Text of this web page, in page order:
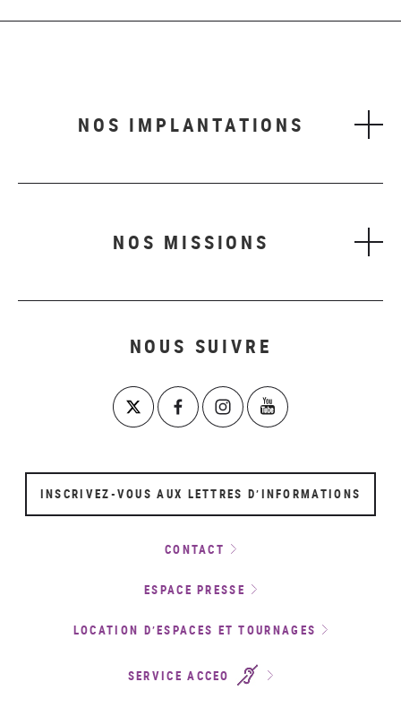
NOS IMPLANTATIONS
NOS MISSIONS
NOUS SUIVRE
INSCRIVEZ-VOUS AUX LETTRES D’INFORMATIONS
CONTACT
ESPACE PRESSE
LOCATION D’ESPACES ET TOURNAGES
SERVICE ACCEO